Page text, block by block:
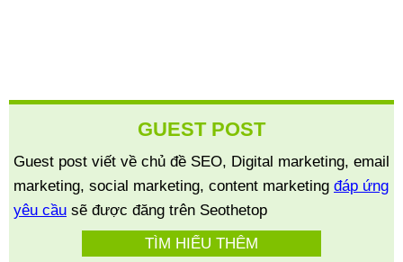
GUEST POST
Guest post viết về chủ đề SEO, Digital marketing, email
marketing, social marketing, content marketing đáp ứng
yêu cầu sẽ được đăng trên Seothetop
TÌM HIỂU THÊM